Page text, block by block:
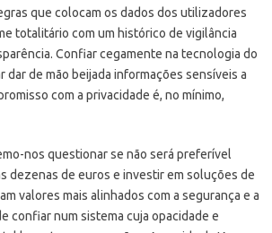
que colocam os dados dos utilizadores
totalitário com um histórico de vigilância
Confiar cegamente na tecnologia do
dar de mão beijada informações sensíveis a
com a privacidade é, no mínimo,
nos questionar se não será preferível
dezenas de euros e investir em soluções de
valores mais alinhados com a segurança e a
confiar num sistema cuja opacidade e